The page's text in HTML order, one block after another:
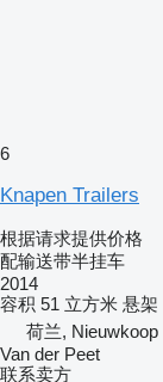
6
Knapen Trailers
根据请求提供价格
配输送带半挂车
2014
容积 51 立方米 悬架
荷兰, Nieuwkoop
Van der Peet
联系卖方